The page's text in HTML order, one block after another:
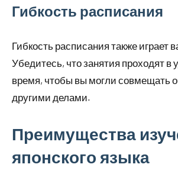
Гибкость расписания
Гибкость расписания также играет
Убедитесь, что занятия проходят в
время, чтобы вы могли совмещать
другими делами.
Преимущества
японского языка